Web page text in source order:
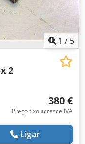
1 / 5
2
380 €
Preço fixo acresce IVA
Ligar